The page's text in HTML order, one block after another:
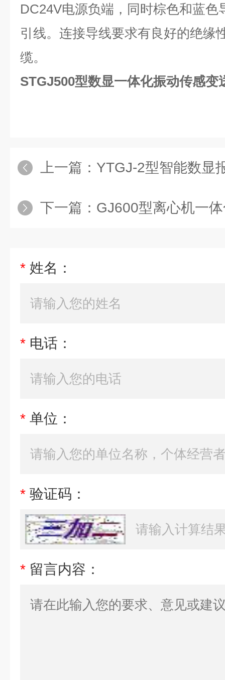
DC24V电源负端，同时棕色和蓝色
引线。连接导线要求有良好的绝缘
缆。
STGJ500型数显一体化振动传感变
上一篇： YTGJ-2型智能数显
下一篇： GJ600型离心机一
* 姓名：
* 电话：
* 单位：
* 验证码：
* 留言内容：